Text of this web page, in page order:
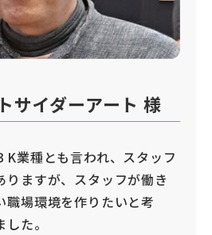
サイダーアート 様
K業種とも言われ、スタッフ
りますが、スタッフが働き
職場環境を作りたいと考
た。